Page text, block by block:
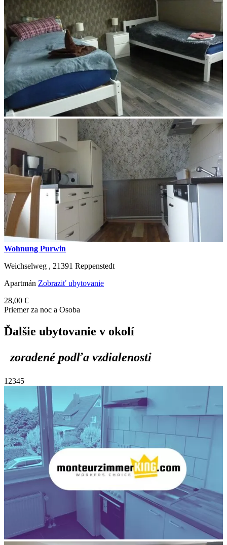
Wohnung Purwin
Weichselweg , 21391 Reppenstedt
Apartmán Zobraziť ubytovanie
28,00 €
Priemer za noc a Osoba
Ďalšie ubytovanie v okolí
zoradené podľa vzdialenosti
1 2345